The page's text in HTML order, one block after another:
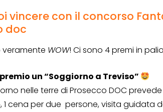
vincere con il concorso
doc
veramente WOW! Ci sono 4 premi in
un “Soggiorno a Treviso”
nelle terre di Prosecco DOC
1 cena per due persone, visita guidata